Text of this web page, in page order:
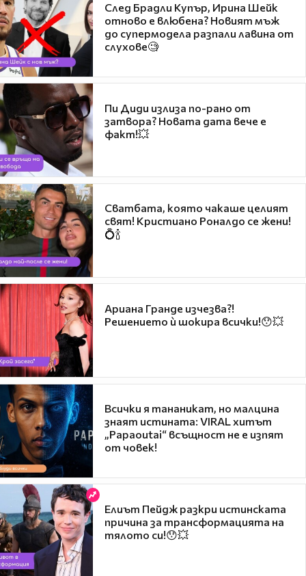
След Брадли Купър, Ирина Шейк
отново е влюбена? Новият мъж
до супермодела разпали лавина от
слухове🧐
Пи Диди излиза по-рано от
затвора? Новата дата вече е
факт!💥
Сватбата, която чакаше целият
свят! Кристиано Роналдо се жени!
💍🍾
Ариана Гранде изчезва?!
Решението ѝ шокира всички!😯💥
Всички я тананикат, но малцина
знаят истината: VIRAL хитът
„Papaoutai“ всъщност не е изпят
от човек!
Елиът Пейдж разкри истинската
причина за трансформацията на
тялото си!😯💥